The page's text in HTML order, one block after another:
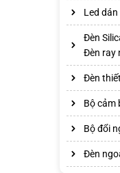
Led
Đèn
Đèn ray
Đèn
Bộ cảm
Bộ đổi
Đèn